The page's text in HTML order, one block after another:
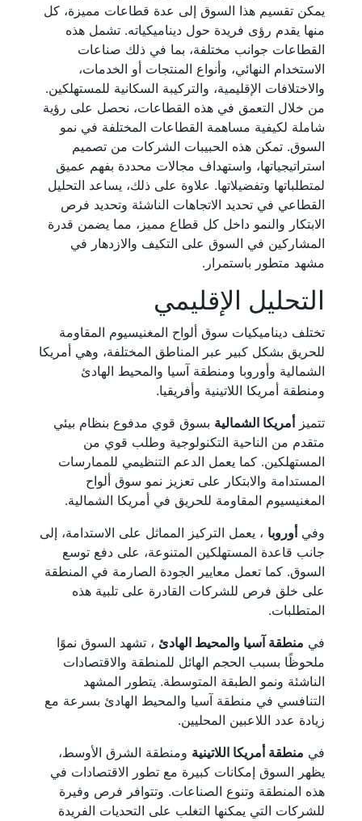
يمكن تقسيم هذا السوق إلى عدة قطاعات مميزة، كل
منها يقدم رؤى فريدة حول ديناميكياته. تشمل هذه
القطاعات جوانب مختلفة، بما في ذلك صناعات
الاستخدام النهائي، وأنواع المنتجات أو الخدمات،
والاختلافات الإقليمية، والتركيبة السكانية للمستهلكين.
من خلال التعمق في هذه القطاعات، نحصل على رؤية
شاملة لكيفية مساهمة القطاعات المختلفة في نمو
السوق. تمكن هذه الحبيبات الشركات من تصميم
استراتيجياتها، واستهداف مجالات محددة بفهم عميق
لمتطلباتها وتفضيلاتها. علاوة على ذلك، يساعد التحليل
القطاعي في تحديد الاتجاهات الناشئة وتحديد فرص
الابتكار والنمو داخل كل قطاع مميز، مما يضمن قدرة
المشاركين في السوق على التكيف والازدهار في
مشهد متطور باستمرار.
التحليل الإقليمي
تختلف ديناميكيات سوق ألواح المغنيسيوم المقاومة
للحريق بشكل كبير عبر المناطق المختلفة، وهي أمريكا
الشمالية وأوروبا ومنطقة آسيا والمحيط الهادئ
ومنطقة أمريكا اللاتينية وأفريقيا.
تتميز أمريكا الشمالية بسوق قوي مدفوع بنظام بيئي
متقدم من الناحية التكنولوجية وطلب قوي من
المستهلكين. كما يعمل الدعم التنظيمي للممارسات
المستدامة والابتكار على تعزيز نمو سوق ألواح
المغنيسيوم المقاومة للحريق في أمريكا الشمالية.
وفي أوروبا ، يعمل التركيز المماثل على الاستدامة، إلى
جانب قاعدة المستهلكين المتنوعة، على دفع توسع
السوق. كما تعمل معايير الجودة الصارمة في المنطقة
على خلق فرص للشركات القادرة على تلبية هذه
المتطلبات.
في منطقة آسيا والمحيط الهادئ ، تشهد السوق نموًا
ملحوظًا بسبب الحجم الهائل للمنطقة والاقتصادات
الناشئة ونمو الطبقة المتوسطة. يتطور المشهد
التنافسي في منطقة آسيا والمحيط الهادئ بسرعة مع
زيادة عدد اللاعبين المحليين.
في منطقة أمريكا اللاتينية ومنطقة الشرق الأوسط،
يظهر السوق إمكانات كبيرة مع تطور الاقتصادات في
هذه المنطقة وتنوع الصناعات. وتتوافر فرص وفيرة
للشركات التي يمكنها التغلب على التحديات الفريدة